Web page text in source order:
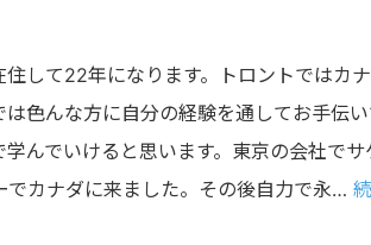
して22年になります。トロントではカ
色んな方に自分の経験を通してお手伝
んでいけると思います。東京の会社で
カナダに来ました。その後自力で永…